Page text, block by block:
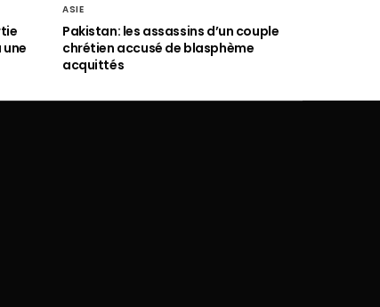
ASIE
Pakistan: les assassins d’un couple
chrétien accusé de blasphème
acquittés